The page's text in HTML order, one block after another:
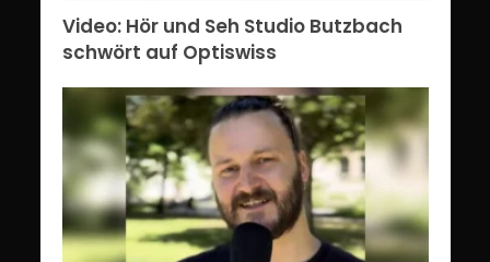
Video: Hör und Seh Studio Butzbach
schwört auf Optiswiss